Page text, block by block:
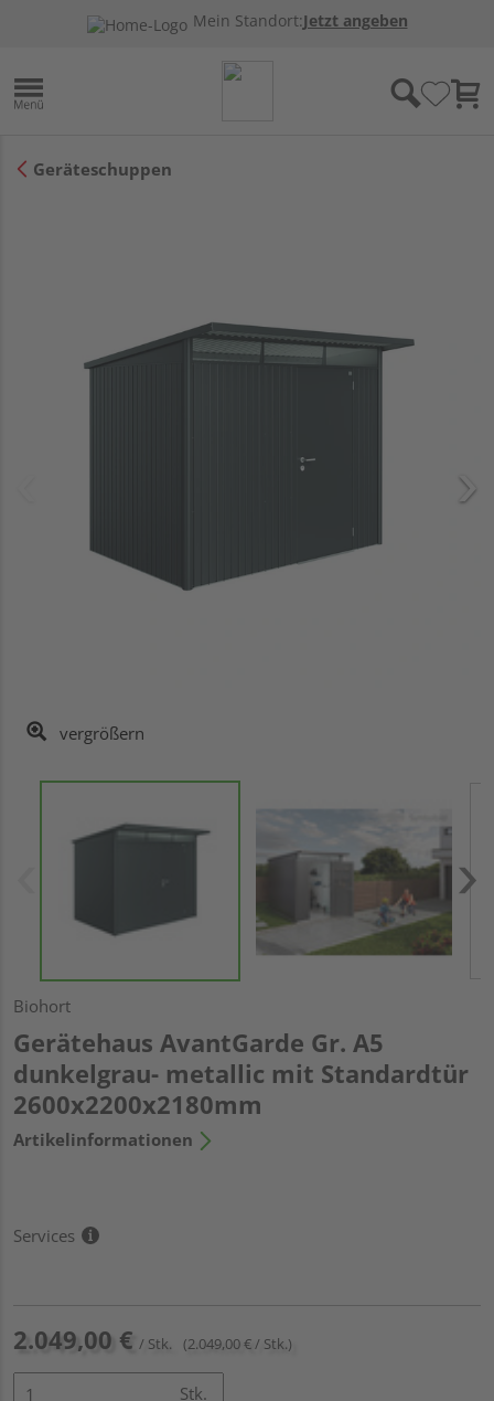
Mein Standort:Jetzt angeben
Geräteschuppen
vergrößern
Biohort
Gerätehaus AvantGarde Gr. A5
dunkelgrau- metallic mit Standardtür
2600x2200x2180mm
Artikelinformationen
Services
2.049,00 € / Stk. (2.049,00 € / Stk.)
Stk.